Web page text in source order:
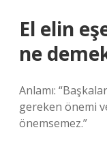
El elin
ne
Anlamı:
gereken önemi
önemsemez.”